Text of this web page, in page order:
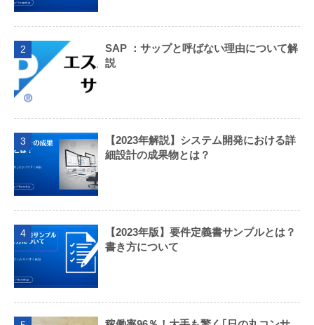
2
SAP ：サップと呼ばない理由について解
説
3
【2023年解説】システム開発における詳
細設計の成果物とは？
4
【2023年版】要件定義書サンプルとは？
書き方について